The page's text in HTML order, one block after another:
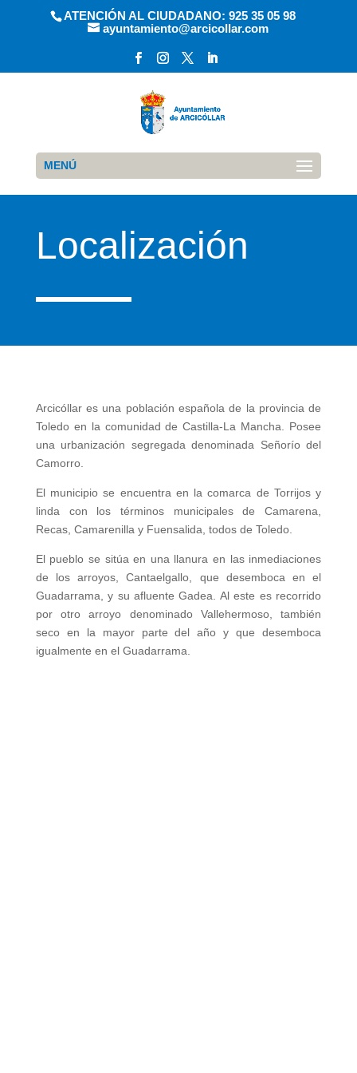
ATENCIÓN AL CIUDADANO: 925 35 05 98
ayuntamiento@arcicollar.com
MENÚ
Localización
Arcicóllar es una población española de la provincia de
Toledo en la comunidad de Castilla-La Mancha. Posee
una urbanización segregada denominada Señorío del
Camorro.
El municipio se encuentra en la comarca de Torrijos y
linda con los términos municipales de Camarena,
Recas, Camarenilla y Fuensalida, todos de Toledo.
El pueblo se sitúa en una llanura en las inmediaciones
de los arroyos, Cantaelgallo, que desemboca en el
Guadarrama, y su afluente Gadea. Al este es recorrido
por otro arroyo denominado Vallehermoso, también
seco en la mayor parte del año y que desemboca
igualmente en el Guadarrama.